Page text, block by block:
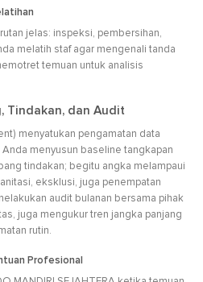
jelas: inspeksi, pembersihan,
melatih staf agar mengenali tanda
temuan untuk analisis
Tindakan, dan Audit
menyatukan pengamatan data
menyusun baseline tangkapan
tindakan; begitu angka melampaui
eksklusi, juga penempatan
audit bulanan bersama pihak
juga mengukur tren jangka panjang
rutin.
Profesional